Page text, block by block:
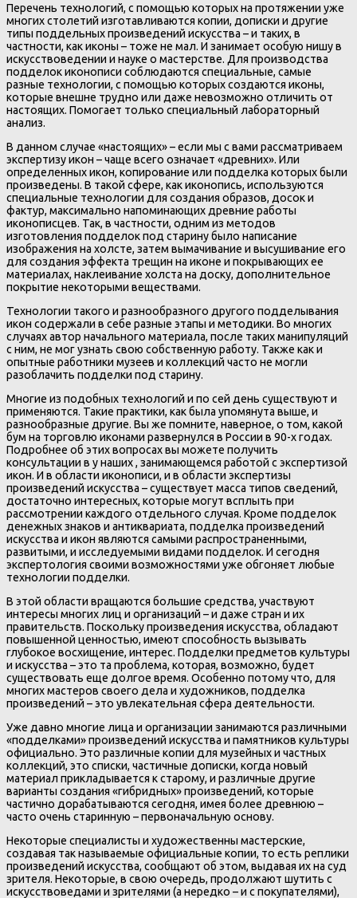
Перечень технологий, с помощью которых на протяжении уже
многих столетий изготавливаются копии, дописки и другие
типы поддельных произведений искусства – и таких, в
частности, как иконы – тоже не мал. И занимает особую нишу в
искусствоведении и науке о мастерстве. Для производства
подделок иконописи соблюдаются специальные, самые
разные технологии, с помощью которых создаются иконы,
которые внешне трудно или даже невозможно отличить от
настоящих. Помогает только специальный лабораторный
анализ.
В данном случае «настоящих» – если мы с вами рассматриваем
экспертизу икон – чаще всего означает «древних». Или
определенных икон, копирование или подделка которых были
произведены. В такой сфере, как иконопись, используются
специальные технологии для создания образов, досок и
фактур, максимально напоминающих древние работы
иконописцев. Так, в частности, одним из методов
изготовления подделок под старину было написание
изображения на холсте, затем вымачивание и высушивание его
для создания эффекта трещин на иконе и покрывающих ее
материалах, наклеивание холста на доску, дополнительное
покрытие некоторыми веществами.
Технологии такого и разнообразного другого подделывания
икон содержали в себе разные этапы и методики. Во многих
случаях автор начального материала, после таких манипуляций
с ним, не мог узнать свою собственную работу. Также как и
опытные работники музеев и коллекций часто не могли
разоблачить подделки под старину.
Многие из подобных технологий и по сей день существуют и
применяются. Такие практики, как была упомянута выше, и
разнообразные другие. Вы же помните, наверное, о том, какой
бум на торговлю иконами развернулся в России в 90-х годах.
Подробнее об этих вопросах вы можете получить
консультации в у наших , занимающемся работой с экспертизой
икон. И в области иконописи, и в области экспертизы
произведений искусства – существует масса типов сведений,
достаточно интересных, которые могут всплыть при
рассмотрении каждого отдельного случая. Кроме подделок
денежных знаков и антиквариата, подделка произведений
искусства и икон являются самыми распространенными,
развитыми, и исследуемыми видами подделок. И сегодня
экспертология своими возможностями уже обгоняет любые
технологии подделки.
В этой области вращаются большие средства, участвуют
интересы многих лиц и организаций – и даже стран и их
правительств. Поскольку произведения искусства, обладают
повышенной ценностью, имеют способность вызывать
глубокое восхищение, интерес. Подделки предметов культуры
и искусства – это та проблема, которая, возможно, будет
существовать еще долгое время. Особенно потому что, для
многих мастеров своего дела и художников, подделка
произведений – это увлекательная сфера деятельности.
Уже давно многие лица и организации занимаются различными
«подделками» произведений искусства и памятников культуры
официально. Это различные копии для музейных и частных
коллекций, это списки, частичные дописки, когда новый
материал прикладывается к старому, и различные другие
варианты создания «гибридных» произведений, которые
частично дорабатываются сегодня, имея более древнюю –
часто очень старинную – первоначальную основу.
Некоторые специалисты и художественны мастерские,
создавая так называемые официальные копии, то есть реплики
произведений искусства, сообщают об этом, выдавая их на суд
зрителя. Некоторые, в свою очередь, продолжают шутить с
искусствоведами и зрителями (а нередко – и с покупателями),